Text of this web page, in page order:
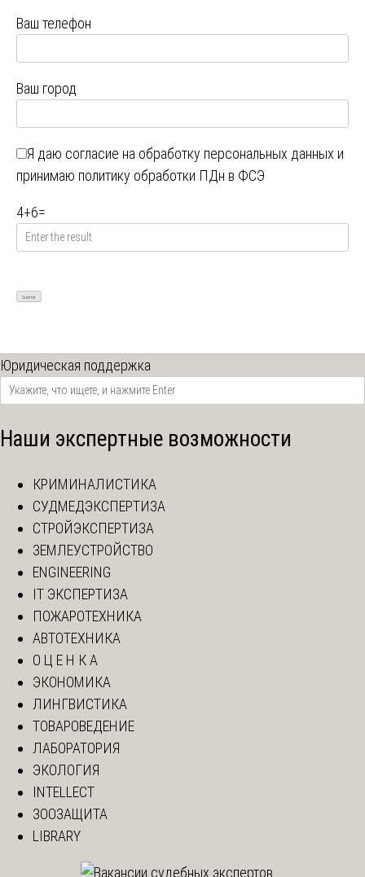
Ваш телефон
Ваш город
Я даю согласие на обработку персональных данных и
принимаю политику обработки ПДн в ФСЭ
4+6=
Юридическая поддержка
Наши экспертные возможности
КРИМИНАЛИСТИКА
СУДМЕДЭКСПЕРТИЗА
СТРОЙЭКСПЕРТИЗА
ЗЕМЛЕУСТРОЙСТВО
ENGINEERING
IT ЭКСПЕРТИЗА
ПОЖАРОТЕХНИКА
АВТОТЕХНИКА
О Ц Е Н К А
ЭКОНОМИКА
ЛИНГВИСТИКА
ТОВАРОВЕДЕНИЕ
ЛАБОРАТОРИЯ
ЭКОЛОГИЯ
INTELLECT
ЗООЗАЩИТА
LIBRARY